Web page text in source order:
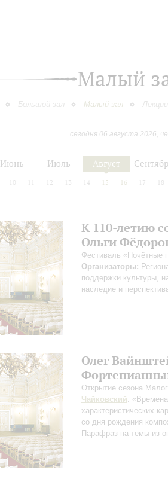
Малый
Большой зал Малый зал Лекции
сегодня 06 августа 2026,
Июнь Июль Август
10 12 13 14 15 16 17 18
К 110-летию
Ольги
Фестиваль «Почётные
Организаторы:
поддержки культуры,
наследие и
Олег
Открытие сезона
Чайковский:
характеристических
со дня рождения
Парафраз на темы из